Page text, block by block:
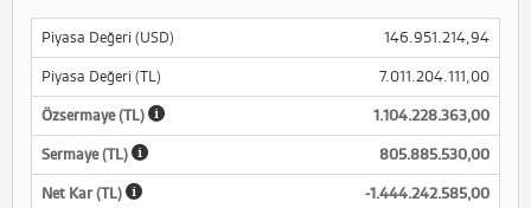
Piyasa Değeri (USD) 146.951.214,94
Piyasa Değeri (TL) 7.011.204.111,00
Özsermaye (TL) 1.104.228.363,00
Sermaye (TL) 805.885.530,00
Net Kar (TL) -1.444.242.585,00